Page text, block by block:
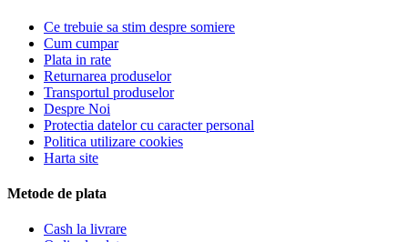
Ce trebuie sa stim despre somiere
Cum cumpar
Plata in rate
Returnarea produselor
Transportul produselor
Despre Noi
Protectia datelor cu caracter personal
Politica utilizare cookies
Harta site
Metode de plata
Cash la livrare